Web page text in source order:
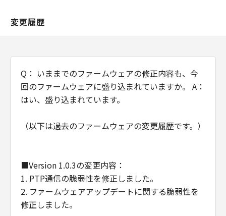
(3) お客様は、上記(2) によって「本契約」
のとします。
(4) 第1条(2)および(3)、第2条から第7条ま
で、ならびに第10条の規定は、「本契約」
の終了後も効力を有するものとします。
NOTICE:
(Oct 1995), consisting of "commercial
computer software" and "commercial
computer software documentation," as
such terms are used in 48 C.F.R. 12.212
変更履歴
Q： いままでのファームウェアの修正内容も、今
回のファームウェアに盛り込まれていますか。 A：
はい、盛り込まれています。
（以下は過去のファームウェアの変更履歴です。）
■Version 1.0.3の変更内容：
1. PTP通信の脆弱性を修正しました。
2. ファームウェアアップデートに関する脆弱性を
修正しました。